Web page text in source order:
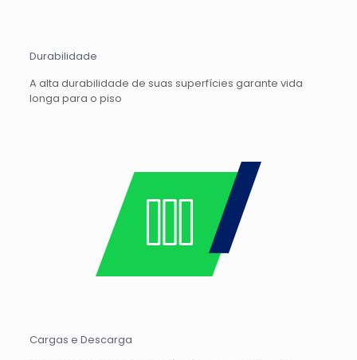
Durabilidade
A alta durabilidade de suas superfícies garante vida
longa para o piso
Cargas e Descarga